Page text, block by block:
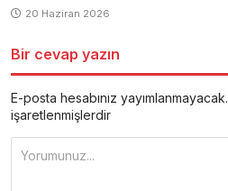
20 Haziran 2026
Bir cevap yazın
E-posta hesabınız yayımlanmayacak.
işaretlenmişlerdir